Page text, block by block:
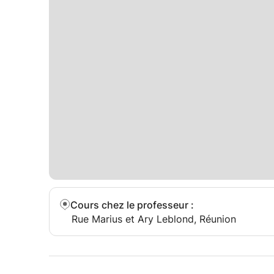
Cours chez le professeur :
Rue Marius et Ary Leblond, Réunion